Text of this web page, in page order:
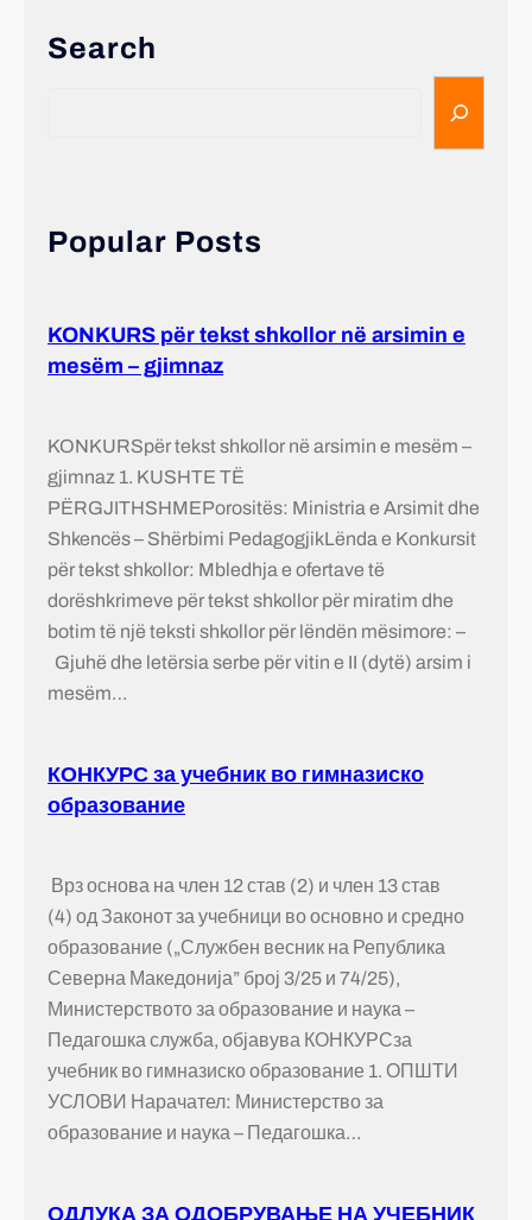
Search
Popular Posts
KONKURS për tekst shkollor në arsimin e
mesëm – gjimnaz
KONKURSpër tekst shkollor në arsimin e mesëm –
gjimnaz 1. KUSHTE TË
PËRGJITHSHMEPorositës: Ministria e Arsimit dhe
Shkencës – Shërbimi PedagogjikLënda e Konkursit
për tekst shkollor: Mbledhja e ofertave të
dorëshkrimeve për tekst shkollor për miratim dhe
botim të një teksti shkollor për lëndën mësimore: –
Gjuhë dhe letërsia serbe për vitin e II (dytë) arsim i
mesëm…
КОНКУРС за учебник во гимназиско
образование
Врз основа на член 12 став (2) и член 13 став
(4) од Законот за учебници во основно и средно
образование („Службен весник на Република
Северна Македонија” број 3/25 и 74/25),
Министерството за образование и наука –
Педагошка служба, објавува КОНКУРСза
учебник во гимназиско образование 1. ОПШТИ
УСЛОВИ Нарачател: Министерство за
образование и наука – Педагошка…
ОДЛУКА ЗА ОДОБРУВАЊЕ НА УЧЕБНИК